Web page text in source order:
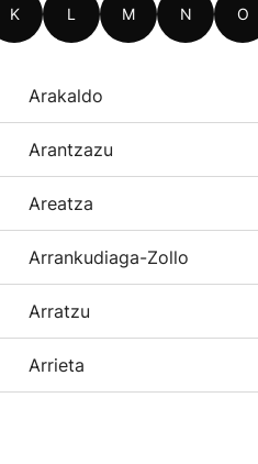
K L M N O
Arakaldo
Arantzazu
Areatza
Arrankudiaga-Zollo
Arratzu
Arrieta